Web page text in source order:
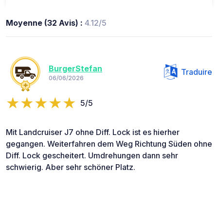
Moyenne (32 Avis) : 4.12/5
BurgerStefan
06/06/2026
Traduire
5/5
Mit Landcruiser J7 ohne Diff. Lock ist es hierher
gegangen. Weiterfahren dem Weg Richtung Süden ohne
Diff. Lock gescheitert. Umdrehungen dann sehr
schwierig. Aber sehr schöner Platz.